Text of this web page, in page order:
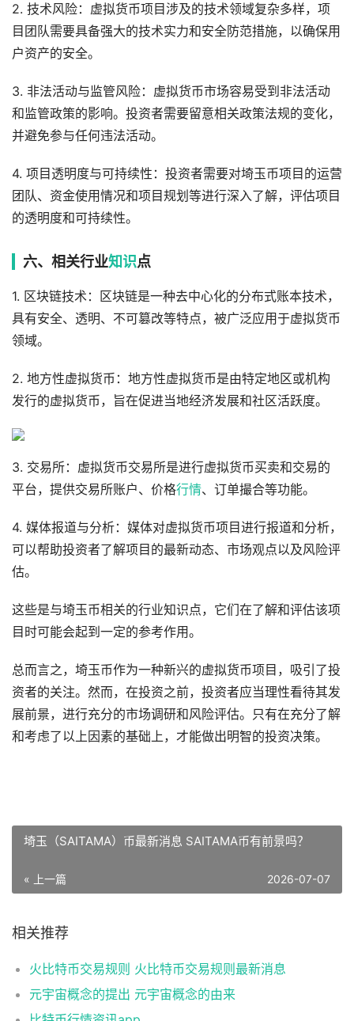
2. 技术风险：虚拟货币项目涉及的技术领域复杂多样，项
目团队需要具备强大的技术实力和安全防范措施，以确保用
户资产的安全。
3. 非法活动与监管风险：虚拟货币市场容易受到非法活动
和监管政策的影响。投资者需要留意相关政策法规的变化，
并避免参与任何违法活动。
4. 项目透明度与可持续性：投资者需要对埼玉币项目的运营
团队、资金使用情况和项目规划等进行深入了解，评估项目
的透明度和可持续性。
六、相关行业知识点
1. 区块链技术：区块链是一种去中心化的分布式账本技术，
具有安全、透明、不可篡改等特点，被广泛应用于虚拟货币
领域。
2. 地方性虚拟货币：地方性虚拟货币是由特定地区或机构
发行的虚拟货币，旨在促进当地经济发展和社区活跃度。
3. 交易所：虚拟货币交易所是进行虚拟货币买卖和交易的
平台，提供交易所账户、价格行情、订单撮合等功能。
4. 媒体报道与分析：媒体对虚拟货币项目进行报道和分析，
可以帮助投资者了解项目的最新动态、市场观点以及风险评
估。
这些是与埼玉币相关的行业知识点，它们在了解和评估该项
目时可能会起到一定的参考作用。
总而言之，埼玉币作为一种新兴的虚拟货币项目，吸引了投
资者的关注。然而，在投资之前，投资者应当理性看待其发
展前景，进行充分的市场调研和风险评估。只有在充分了解
和考虑了以上因素的基础上，才能做出明智的投资决策。
埼玉（SAITAMA）币最新消息 SAITAMA币有前景吗？
« 上一篇 2026-07-07
相关推荐
火比特币交易规则 火比特币交易规则最新消息
元宇宙概念的提出 元宇宙概念的由来